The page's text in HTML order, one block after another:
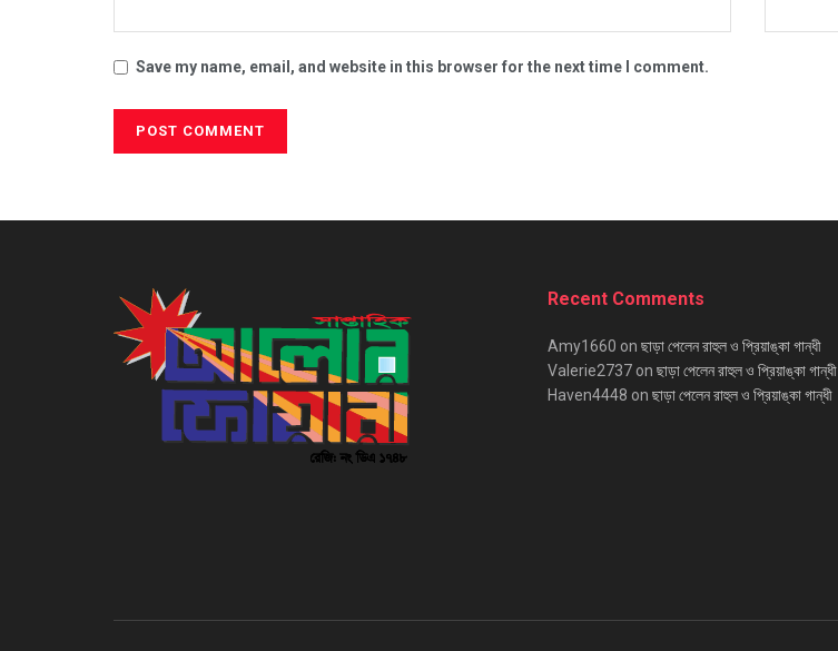
Save my name, email, and website in this browser for the next time I comment.
Recent Comments
Amy1660 on ছাড়া পেলেন রাহুল ও প্রিয়াঙ্কা গান্ধী
Valerie2737 on ছাড়া পেলেন রাহুল ও প্রিয়াঙ্কা গান্ধী
Haven4448 on ছাড়া পেলেন রাহুল ও প্রিয়াঙ্কা গান্ধী